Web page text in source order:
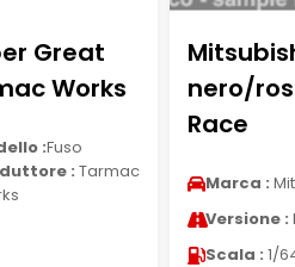
Great
Works
:Fuso
: Tarmac
nero/
Race
Marca :
Versione :
Scala : 1/